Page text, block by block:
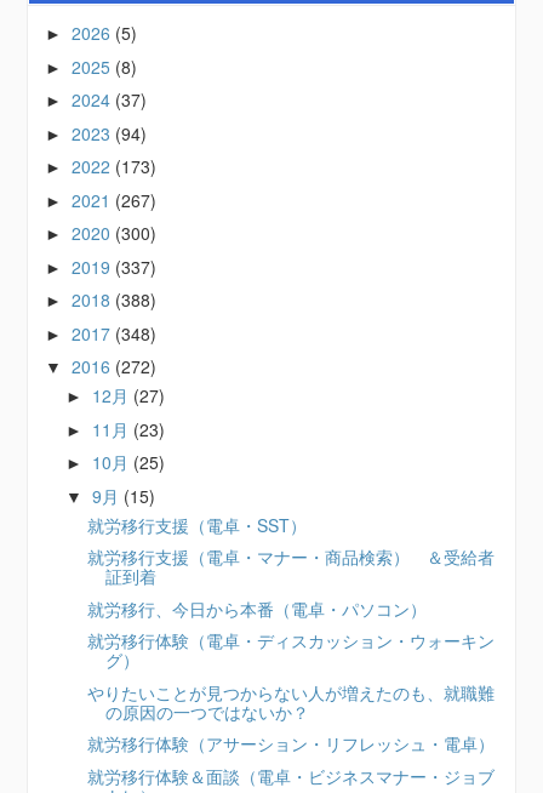
►2026 (5)
►2025 (8)
►2024 (37)
►2023 (94)
►2022 (173)
►2021 (267)
►2020 (300)
►2019 (337)
►2018 (388)
►2017 (348)
▼2016 (272)
► 12月 (27)
► 11月 (23)
► 10月 (25)
▼9月 (15)
就労移行支援（電卓・SST）
就労移行支援（電卓・マナー・商品検索） ＆受給者
証到着
就労移行、今日から本番（電卓・パソコン）
就労移行体験（電卓・ディスカッション・ウォーキン
グ）
やりたいことが見つからない人が増えたのも、就職難
の原因の一つではないか？
就労移行体験（アサーション・リフレッシュ・電卓）
就労移行体験＆面談（電卓・ビジネスマナー・ジョブ